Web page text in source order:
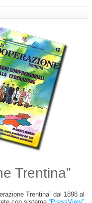
Trentina”
Trentina” dal 1898 al
con sistema “PressView”